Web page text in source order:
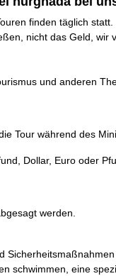
finden täglich statt.
nicht das Geld, wir
und anderen
Tour während des
Dollar, Euro oder
werden.
schwimmen, eine